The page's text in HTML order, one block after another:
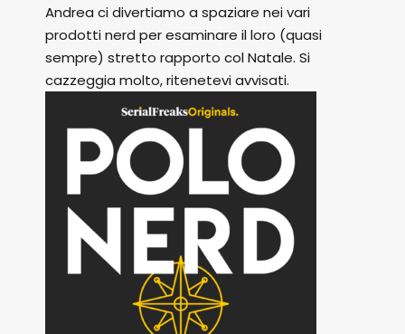
Andrea ci divertiamo a spaziare nei vari
prodotti nerd per esaminare il loro (quasi
sempre) stretto rapporto col Natale. Si
cazzeggia molto, ritenetevi avvisati.